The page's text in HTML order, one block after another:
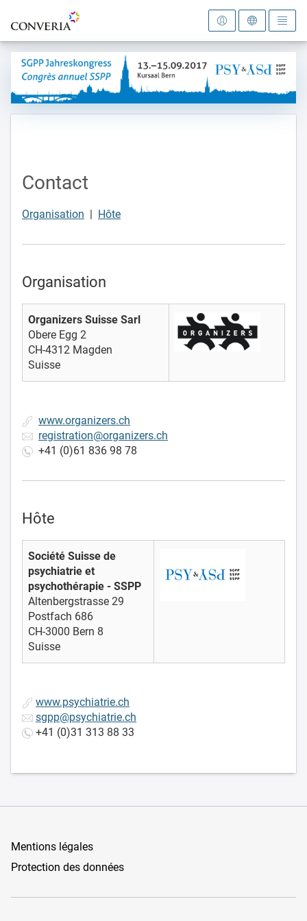
Vers la page d'accueil
Contact
Organisation | Hôte
Organisation
Organizers Suisse Sarl
Obere Egg 2
CH-4312 Magden
Suisse
www.organizers.ch
registration@organizers.ch
+41 (0)61 836 98 78
Hôte
Société Suisse de
psychiatrie et
psychothérapie - SSPP
Altenbergstrasse 29
Postfach 686
CH-3000 Bern 8
Suisse
www.psychiatrie.ch
sgpp@psychiatrie.ch
+41 (0)31 313 88 33
Mentions légales
Protection des données